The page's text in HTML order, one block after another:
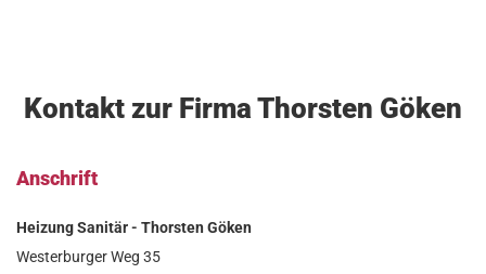
Kontakt zur Firma Thorsten Göken
Anschrift
Hei­zung Sa­ni­tär - Thors­ten Göken
Wes­ter­bur­ger Weg 35